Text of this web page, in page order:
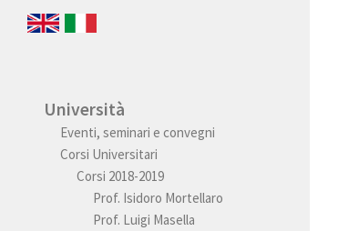
Università
Eventi, seminari e convegni
Corsi Universitari
Corsi 2018-2019
Prof. Isidoro Mortellaro
Prof. Luigi Masella